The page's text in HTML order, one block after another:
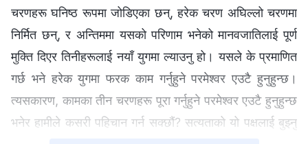
चरणहरू घनिष्ठ रूपमा जोडिएका छन्, हरेक चरण अघिल्‍लो चरणमा
निर्मित छन्, र अन्तिममा यसको परिणाम भनेको मानवजातिलाई पूर्ण
मुक्ति दिएर तिनीहरूलाई नयाँ युगमा ल्याउनु हो। यसले के प्रमाणित
गर्छ भने हरेक युगमा फरक काम गर्नुहुने परमेश्‍वर एउटै हुनुहुन्छ।
त्यसकारण, कामका तीन चरणहरू पूरा गर्नुहुने परमेश्‍वर एउटै हुनुहुन्छ
भनेर हामीले कसरी पहिचान गर्न सक्छौं? सत्यताको यो पक्षलाई बुझ्‍नु